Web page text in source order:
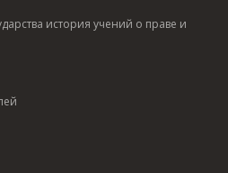
история учений о праве и